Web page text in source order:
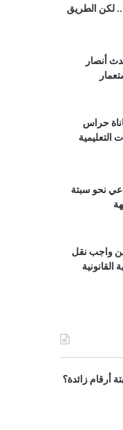
لكن الطريق
أنصار
حراس
التعليمية
نحو سبتة
واجب نقل
أرقام زائدة؟